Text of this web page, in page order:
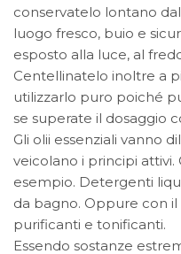
conservatelo lontano
luogo fresco, buio e
esposto alla luce, al
Centellinatelo inoltre a
utilizzarlo puro poiché
se superate il dosaggio
Gli olii essenziali vanno
veicolano i principi
esempio. Detergenti
da bagno. Oppure con
purificanti e tonificanti.
Essendo sostanze